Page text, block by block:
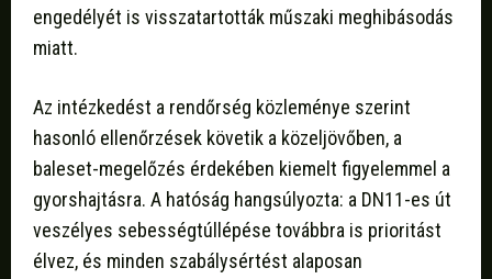
engedélyét is visszatartották műszaki meghibásodás
miatt.
Az intézkedést a rendőrség közleménye szerint
hasonló ellenőrzések követik a közeljövőben, a
baleset-megelőzés érdekében kiemelt figyelemmel a
gyorshajtásra. A hatóság hangsúlyozta: a DN11-es út
veszélyes sebességtúllépése továbbra is prioritást
élvez, és minden szabálysértést alaposan